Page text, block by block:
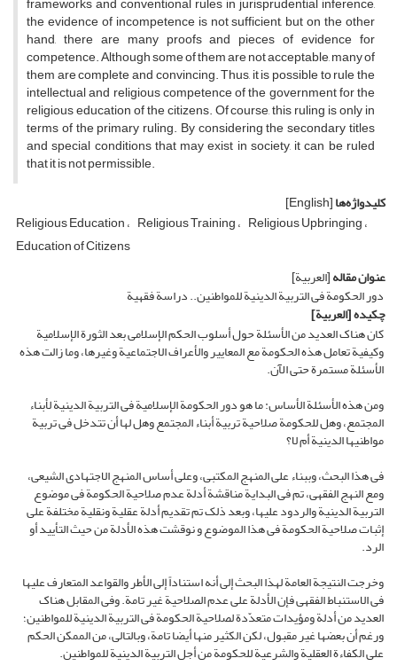
the evidence of incompetence is not sufficient, but on the other
hand, there are many proofs and pieces of evidence for
competence. Although some of them are not acceptable, many of
them are complete and convincing. Thus, it is possible to rule the
intellectual and religious competence of the government for the
religious education of the citizens. Of course, this ruling is only in
terms of the primary ruling. By considering the secondary titles
and special conditions that may exist in society, it can be ruled
that it is not permissible.
کلیدواژه‌ها[English]
Religious Education Religious Training Religious Upbringing
Education of Citizens
عنوان مقاله[العربیة]
دور الحکومة فی التربیة الدینیة للمواطنین.. دراسة فقهیة
چکیده[العربیة]
کان هناک العدید من الأسئلة حول أسلوب الحکم الإسلامی بعد الثورة الإسلامیة
وکیفیة تعامل هذه الحکومة مع المعاییر والأعراف الاجتماعیة وغیرها، وما زالت هذه
الأسئلة مستمرة حتى الآن.
ومن هذه الأسئلة الأساس: ما هو دور الحکومة الإسلامیة فی التربیة الدینیة لأبناء
المجتمع، وهل للحکومة صلاحیة تربیة أبناء المجتمع وهل لها أن تتدخل فی تربیة
مواطنیها الدینیة أم لا؟
فی هذا البحث، وببناء على المنهج المکتبی، وعلى أساس المنهج الاجتهادی الشیعی،
ومع النهج الفقهی، تم فی البدایة مناقشة أدلة عدم صلاحیة الحکومة فی موضوع
التربیة الدینیة والردود علیها، وبعد ذلک تم تقدیم أدلة عقلیة ونقلیة مختلفة على
إثبات صلاحیة الحکومة فی هذا الموضوع و نوقشت هذه الأدلة من حیث التأیید أو
الرد.
وخرجت النتیجة العامة لهذا البحث إلى أنه استناداً إلى الأطر والقواعد المتعارف علیها
فی الاستنباط الفقهی فإن الأدلة على عدم الصلاحیة غیر تامة. وفی المقابل هناک
العدید من أدلة ومؤیدات متعدّدة لصلاحیة الحکومة فی التربیة الدینیة للمواطنین؛
ورغم أن بعضها غیر مقبول، لکن الکثیر منها أیضا تامة، وبالتالی، من الممکن الحکم
على الکفاءة العقلیة والشرعیة للحکومة من أجل التربیة الدینیة للمواطنین.